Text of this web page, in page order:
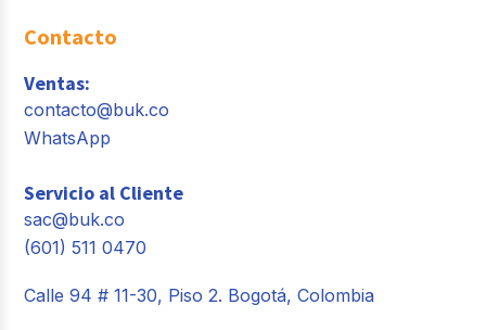
Contacto
Ventas:
contacto@buk.co
WhatsApp
Servicio al Cliente
sac@buk.co
(601) 511 0470
Calle 94 # 11-30, Piso 2. Bogotá, Colombia